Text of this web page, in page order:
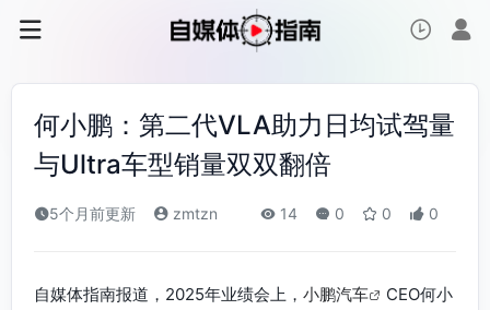
何小鹏：第二代VLA助力日均试驾量
与Ultra车型销量双双翻倍
5个月前更新 zmtzn 14 0 0 0
自媒体指南报道，2025年业绩会上， 小鹏汽车
CEO何小